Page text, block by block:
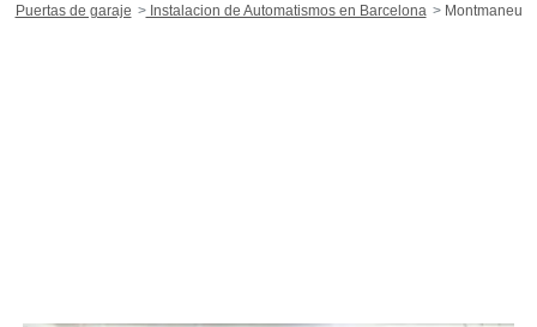
Puertas de garaje Instalacion de Automatismos en Barcelona Montmaneu